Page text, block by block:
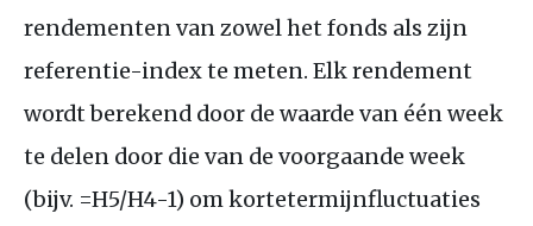
rendementen van zowel het fonds als zijn
referentie-index te meten. Elk rendement
wordt berekend door de waarde van één week
te delen door die van de voorgaande week
(bijv. =H5/H4-1) om kortetermijnfluctuaties